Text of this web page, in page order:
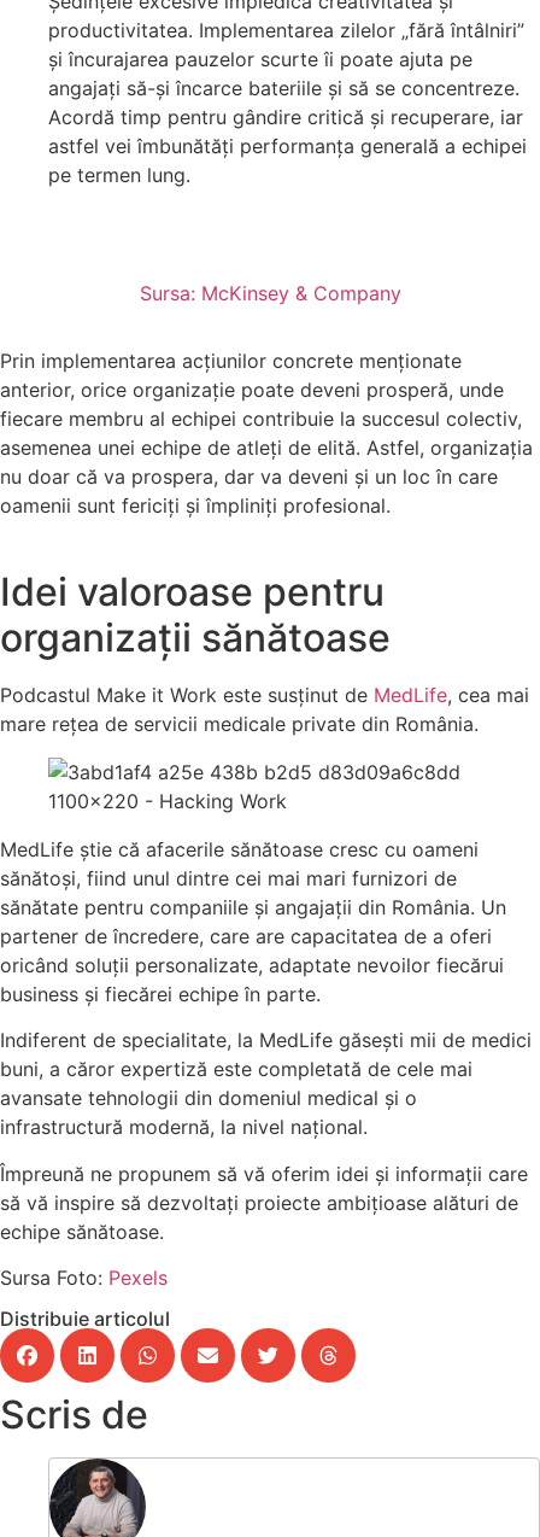
productivitatea. Implementarea zilelor „fără întâlniri”
și încurajarea pauzelor scurte îi poate ajuta pe
angajați să-și încarce bateriile și să se concentreze.
Acordă timp pentru gândire critică și recuperare, iar
astfel vei îmbunătăți performanța generală a echipei
pe termen lung.
Sursa: McKinsey & Company
Prin implementarea acțiunilor concrete menționate
anterior, orice organizație poate deveni prosperă, unde
fiecare membru al echipei contribuie la succesul colectiv,
asemenea unei echipe de atleți de elită. Astfel, organizația
nu doar că va prospera, dar va deveni și un loc în care
oamenii sunt fericiți și împliniți profesional.
Idei valoroase pentru
organizații sănătoase
Podcastul Make it Work este susținut de MedLife, cea mai
mare rețea de servicii medicale private din România.
MedLife ştie că afacerile sănătoase cresc cu oameni
sănătoşi, fiind unul dintre cei mai mari furnizori de
sănătate pentru companiile și angajații din România. Un
partener de încredere, care are capacitatea de a oferi
oricând soluţii personalizate, adaptate nevoilor fiecărui
business şi fiecărei echipe în parte.
Indiferent de specialitate, la MedLife găsești mii de medici
buni, a căror expertiză este completată de cele mai
avansate tehnologii din domeniul medical și o
infrastructură modernă, la nivel naţional.
Împreună ne propunem să vă oferim idei şi informaţii care
să vă inspire să dezvoltaţi proiecte ambiţioase alături de
echipe sănătoase.
Sursa Foto: Pexels
Distribuie articolul
Scris de